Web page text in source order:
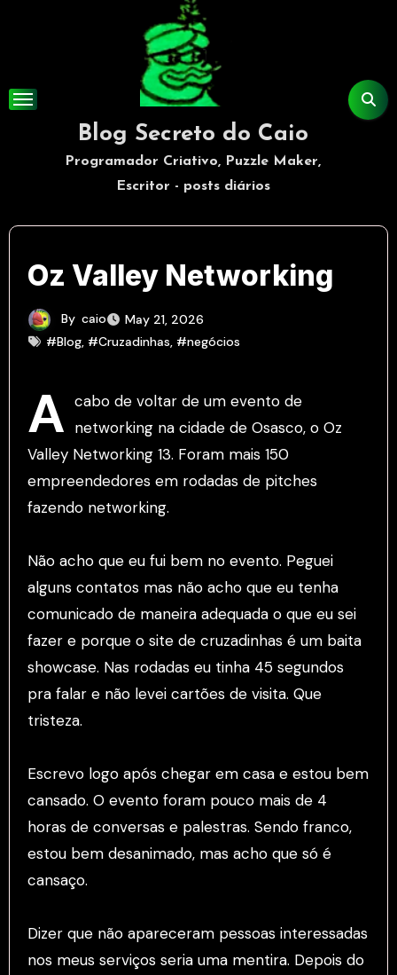
Blog Secreto do Caio
Programador Criativo, Puzzle Maker,
Escritor - posts diários
Oz Valley Networking
By caio
May 21, 2026
#Blog, #Cruzadinhas, #negócios
A cabo de voltar de um evento de
networking na cidade de Osasco, o Oz
Valley Networking 13. Foram mais 150
empreendedores em rodadas de pitches
fazendo networking.
Não acho que eu fui bem no evento. Peguei
alguns contatos mas não acho que eu tenha
comunicado de maneira adequada o que eu sei
fazer e porque o site de cruzadinhas é um baita
showcase. Nas rodadas eu tinha 45 segundos
pra falar e não levei cartões de visita. Que
tristeza.
Escrevo logo após chegar em casa e estou bem
cansado. O evento foram pouco mais de 4
horas de conversas e palestras. Sendo franco,
estou bem desanimado, mas acho que só é
cansaço.
Dizer que não apareceram pessoas interessadas
nos meus serviços seria uma mentira. Depois do